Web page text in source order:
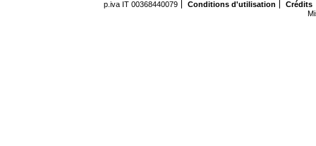
p.iva IT 00368440079
Conditions d'utilisation
Crédits